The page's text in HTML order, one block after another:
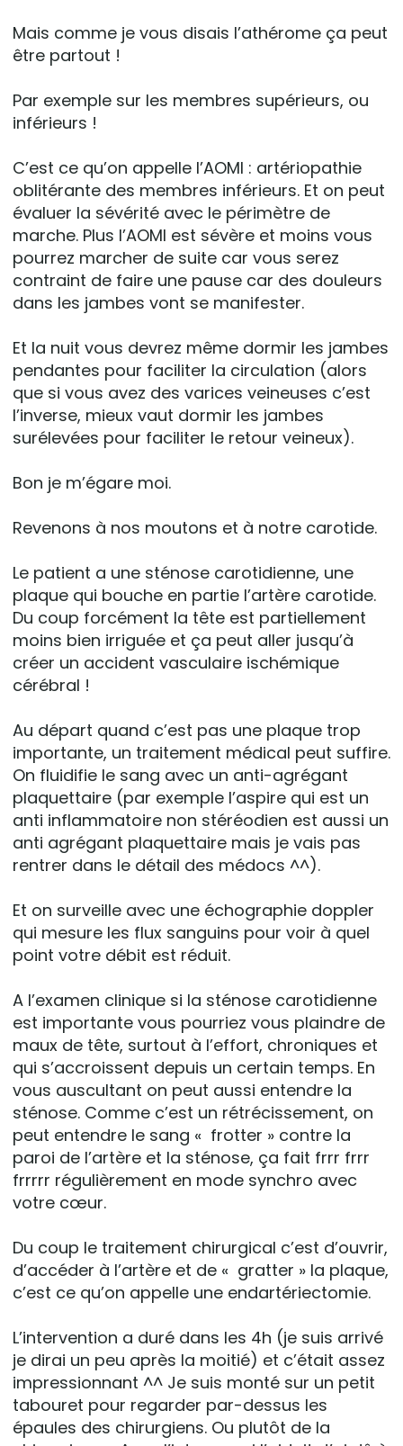
Mais comme je vous disais l’athérome ça peut
être partout !
Par exemple sur les membres supérieurs, ou
inférieurs !
C’est ce qu’on appelle l’AOMI : artériopathie
oblitérante des membres inférieurs. Et on peut
évaluer la sévérité avec le périmètre de
marche. Plus l’AOMI est sévère et moins vous
pourrez marcher de suite car vous serez
contraint de faire une pause car des douleurs
dans les jambes vont se manifester.
Et la nuit vous devrez même dormir les jambes
pendantes pour faciliter la circulation (alors
que si vous avez des varices veineuses c’est
l’inverse, mieux vaut dormir les jambes
surélevées pour faciliter le retour veineux).
Bon je m’égare moi.
Revenons à nos moutons et à notre carotide.
Le patient a une sténose carotidienne, une
plaque qui bouche en partie l’artère carotide.
Du coup forcément la tête est partiellement
moins bien irriguée et ça peut aller jusqu’à
créer un accident vasculaire ischémique
cérébral !
Au départ quand c’est pas une plaque trop
importante, un traitement médical peut suffire.
On fluidifie le sang avec un anti-agrégant
plaquettaire (par exemple l’aspire qui est un
anti inflammatoire non stéréodien est aussi un
anti agrégant plaquettaire mais je vais pas
rentrer dans le détail des médocs ^^).
Et on surveille avec une échographie doppler
qui mesure les flux sanguins pour voir à quel
point votre débit est réduit.
A l’examen clinique si la sténose carotidienne
est importante vous pourriez vous plaindre de
maux de tête, surtout à l’effort, chroniques et
qui s’accroissent depuis un certain temps. En
vous auscultant on peut aussi entendre la
sténose. Comme c’est un rétrécissement, on
peut entendre le sang « frotter » contre la
paroi de l’artère et la sténose, ça fait frrr frrr
frrrrr régulièrement en mode synchro avec
votre cœur.
Du coup le traitement chirurgical c’est d’ouvrir,
d’accéder à l’artère et de « gratter » la plaque,
c’est ce qu’on appelle une endartériectomie.
L’intervention a duré dans les 4h (je suis arrivé
je dirai un peu après la moitié) et c’était assez
impressionnant ^^ Je suis monté sur un petit
tabouret pour regarder par-dessus les
épaules des chirurgiens. Ou plutôt de la